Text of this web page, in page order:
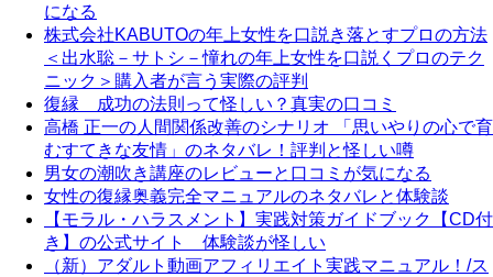
になる
株式会社KABUTOの年上女性を口説き落とすプロの方法
＜出水聡－サトシ－憧れの年上女性を口説くプロのテク
ニック＞購入者が言う実際の評判
復縁 成功の法則って怪しい？真実の口コミ
高橋 正一の人間関係改善のシナリオ 「思いやりの心で育
むすてきな友情」のネタバレ！評判と怪しい噂
男女の潮吹き講座のレビューと口コミが気になる
女性の復縁奥義完全マニュアルのネタバレと体験談
【モラル・ハラスメント】実践対策ガイドブック【CD付
き】の公式サイト 体験談が怪しい
（新）アダルト動画アフィリエイト実践マニュアル！/ス